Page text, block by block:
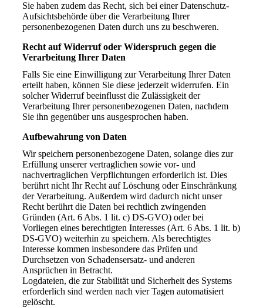
Sie haben zudem das Recht, sich bei einer Datenschutz-
Aufsichtsbehörde über die Verarbeitung Ihrer
personenbezogenen Daten durch uns zu beschweren.
Recht auf Widerruf oder Widerspruch gegen die
Verarbeitung Ihrer Daten
Falls Sie eine Einwilligung zur Verarbeitung Ihrer Daten
erteilt haben, können Sie diese jederzeit widerrufen. Ein
solcher Widerruf beeinflusst die Zulässigkeit der
Verarbeitung Ihrer personenbezogenen Daten, nachdem
Sie ihn gegenüber uns ausgesprochen haben.
Aufbewahrung von Daten
Wir speichern personenbezogene Daten, solange dies zur
Erfüllung unserer vertraglichen sowie vor- und
nachvertraglichen Verpflichtungen erforderlich ist. Dies
berührt nicht Ihr Recht auf Löschung oder Einschränkung
der Verarbeitung. Außerdem wird dadurch nicht unser
Recht berührt die Daten bei rechtlich zwingenden
Gründen (Art. 6 Abs. 1 lit. c) DS-GVO) oder bei
Vorliegen eines berechtigten Interesses (Art. 6 Abs. 1 lit. b)
DS-GVO) weiterhin zu speichern. Als berechtigtes
Interesse kommen insbesondere das Prüfen und
Durchsetzen von Schadensersatz- und anderen
Ansprüchen in Betracht.
Logdateien, die zur Stabilität und Sicherheit des Systems
erforderlich sind werden nach vier Tagen automatisiert
gelöscht.